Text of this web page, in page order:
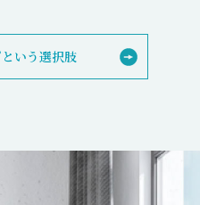
いう選択肢